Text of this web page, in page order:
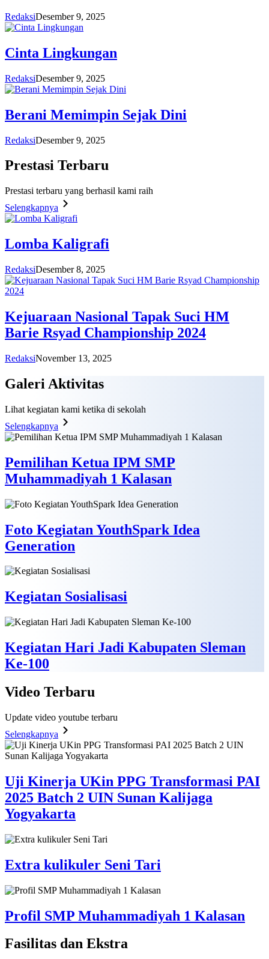
RedaksiDesember 9, 2025
Cinta Lingkungan
RedaksiDesember 9, 2025
Berani Memimpin Sejak Dini
RedaksiDesember 9, 2025
Prestasi Terbaru
Prestasi terbaru yang berhasil kami raih
Selengkapnya
Lomba Kaligrafi
RedaksiDesember 8, 2025
Kejuaraan Nasional Tapak Suci HM
Barie Rsyad Championship 2024
RedaksiNovember 13, 2025
Galeri Aktivitas
Lihat kegiatan kami ketika di sekolah
Selengkapnya
Pemilihan Ketua IPM SMP
Muhammadiyah 1 Kalasan
Foto Kegiatan YouthSpark Idea
Generation
Kegiatan Sosialisasi
Kegiatan Hari Jadi Kabupaten Sleman
Ke-100
Video Terbaru
Update video youtube terbaru
Selengkapnya
Uji Kinerja UKin PPG Transformasi PAI
2025 Batch 2 UIN Sunan Kalijaga
Yogyakarta
Extra kulikuler Seni Tari
Profil SMP Muhammadiyah 1 Kalasan
Fasilitas dan Ekstra